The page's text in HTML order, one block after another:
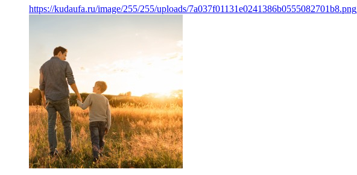
https://kudaufa.ru/image/255/255/uploads/7a037f01131e0241386b0555082701b8.png